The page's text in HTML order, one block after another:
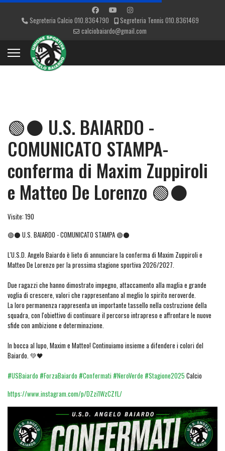
Segreteria Calcio 010.8364790
Segreteria Tennis 010.8361469
calciobaiardo@gmail.com
🟢⚫ U.S. BAIARDO -
COMUNICATO STAMPA-
conferma di Maxim Zuppiroli
e Matteo De Lorenzo 🟢⚫
Visite: 190
🟢⚫ U.S. BAIARDO - COMUNICATO STAMPA 🟢⚫
L'U.S.D. Angelo Baiardo è lieto di annunciare la conferma di Maxim Zuppiroli e
Matteo De Lorenzo per la prossima stagione sportiva 2026/2027.
Due ragazzi che hanno dimostrato impegno, attaccamento alla maglia e grande
voglia di crescere, valori che rappresentano al meglio lo spirito neroverde.
La loro permanenza rappresenta un importante tassello nella costruzione della
squadra, con l'obiettivo di continuare il percorso intrapreso e affrontare le nuove
sfide con ambizione e determinazione.
In bocca al lupo, Maxim e Matteo! Continuiamo insieme a difendere i colori del
Baiardo. 💚🖤
#USBaiardo #ForzaBaiardo #Confermati #NeroVerde #Stagione2025 Calcio
https://www.instagram.com/p/DZzi1WzCZfL/